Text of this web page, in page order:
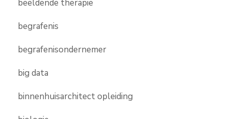
beeldende therapie
begrafenis
begrafenisondernemer
big data
binnenhuisarchitect opleiding